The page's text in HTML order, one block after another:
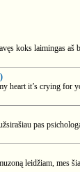
koks laimingas
heart it’s crying
pas
leidžiam, mes